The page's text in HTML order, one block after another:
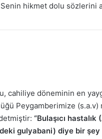
hikmet dolu
cahiliye döneminin en
Peygamberimize
“Bulaşıcı
gulyabani) diye bir şey